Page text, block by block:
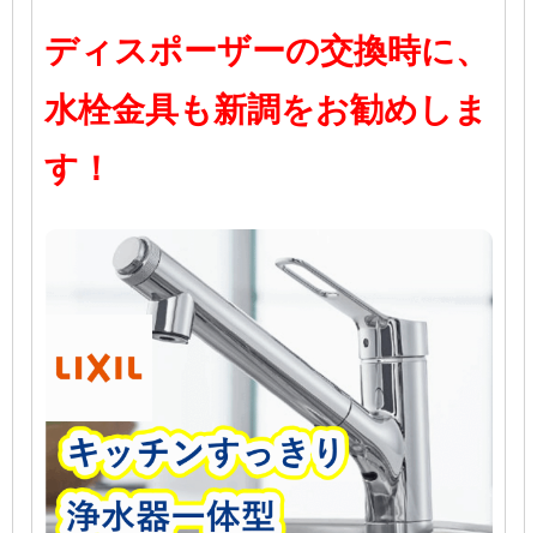
ディスポーザーの交換時に、
水栓金具も新調をお勧めしま
す！